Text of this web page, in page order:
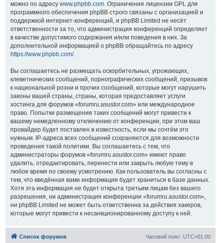
можно по адресу www.phpbb.com. Ограничения лицензии GPL для
программного обеспечения phpBB строго связаны с организацией и
поддержкой интернет-конференций, и phpBB Limited не несёт
ответственности за то, что администрация конференций определяет
в качестве допустимого содержания и/или поведения в них. За
дополнительной информацией о phpBB обращайтесь по адресу
https://www.phpbb.com/.
Вы соглашаетесь не размещать оскорбительных, угрожающих,
клеветнических сообщений, порнографических сообщений, призывов
к национальной розни и прочих сообщений, которые могут нарушить
законы вашей страны, страны, которая предоставляет услуги
хостинга для форумов «forumru.asustor.com» или международное
право. Попытки размещения таких сообщений могут привести к
вашему немедленному отключению от конференции, при этом ваш
провайдер будет поставлен в известность, если мы сочтём это
нужным. IP-адреса всех сообщений сохраняются для возможности
проведения такой политики. Вы соглашаетесь с тем, что
администраторы форумов «forumru.asustor.com» имеют право
удалить, отредактировать, перенести или закрыть любую тему в
любое время по своему усмотрению. Как пользователь вы согласны с
тем, что введённая вами информация будет храниться в базе данных.
Хотя эта информация не будет открыта третьим лицам без вашего
разрешения, ни администрация конференции «forumru.asustor.com»,
ни phpBB Limited не может быть ответственна за действия хакеров,
которые могут привести к несанкционированному доступу к ней.
Список форумов Часовой пояс: UTC+01:00